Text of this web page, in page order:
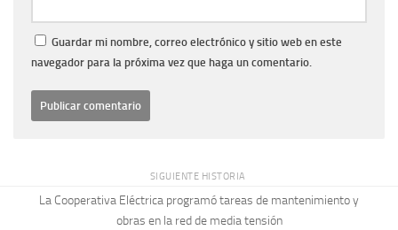
Guardar mi nombre, correo electrónico y sitio web en este
navegador para la próxima vez que haga un comentario.
SIGUIENTE HISTORIA
La Cooperativa Eléctrica programó tareas de mantenimiento y
obras en la red de media tensión